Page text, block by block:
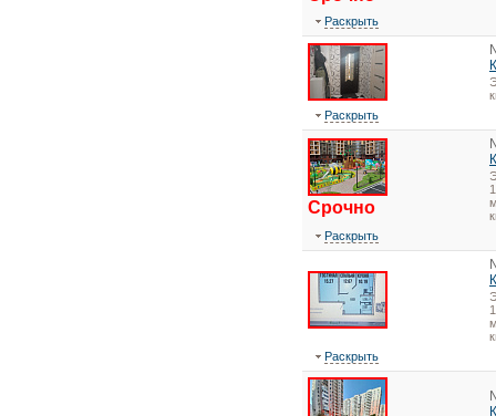
Раскрыть
Раскрыть
Срочно
Раскрыть
Раскрыть